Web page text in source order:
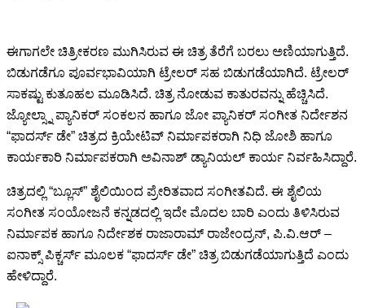
ಈಗಾಗಲೇ ಚಿತ್ರೀಕರಣ ಮುಗಿಸಿರುವ ಈ ಚಿತ್ರ ತೆರೆಗೆ ಬರಲು ಅಣಿಯಾಗುತ್ತಿದೆ.
ಬಿಡುಗಡೆಗೂ ಪೂರ್ವಭಾವಿಯಾಗಿ ಟ್ರೇಲರ್ ಸಹ ಬಿಡುಗಡೆಯಾಗಿದೆ. ಟ್ರೇಲರ್
ಸಾಕಷ್ಟು ಕುತೂಹಲ ಮೂಡಿಸಿದೆ. ಚಿತ್ರ ನೋಡುವ ಕಾತುರವನ್ನು ಹೆಚ್ಚಿಸಿದೆ.
ಜ್ಯೋಲ್ಸ್ನಾ ಪ್ಯಾನಿಕರ್ ಸಂಕಲನ ಹಾಗೂ ಜೋ ಪ್ಯಾನಿಕರ್ ಸಂಗೀತ ನಿರ್ದೇಶನ
“ಫಾದರ್ಸ್ ಡೇ” ಚಿತ್ರದ ಕ್ರಿಯೇಟಿವ್ ನಿರ್ಮಾಪಕರಾಗಿ ನಿಧಿ ಜೋಶಿ ಹಾಗೂ
ಕಾರ್ಯಕಾರಿ ನಿರ್ಮಾಪಕರಾಗಿ ಅವಿನಾಶ್ ಡ್ಯಾನಿಯಲ್ ಕಾರ್ಯ ನಿರ್ವಹಿಸಿದ್ದಾರೆ.
ಚಿತ್ರದಲ್ಲಿ “ಬ್ಲೂಸ್” ಶೈಲಿಯಿಂದ ಪ್ರೇರಿತವಾದ ಸಂಗೀತವಿದೆ. ಈ ಶೈಲಿಯ
ಸಂಗೀತ ಸಂಯೋಜನೆ ಕನ್ನಡದಲ್ಲಿ ಇದೇ ಮೊದಲ ಬಾರಿ ಎಂದು ತಿಳಿಸಿರುವ
ನಿರ್ಮಾಪಕ ಹಾಗೂ ನಿರ್ದೇಶಕ ರಾಜಾರಾಮ್ ರಾಜೇಂದ್ರನ್, ಪಿ.ವಿ.ಆರ್ –
ಐನಾಕ್ಸ್ ಪಿಕ್ಚರ್ಸ್ ಮೂಲಕ “ಫಾದರ್ಸ್ ಡೇ” ಚಿತ್ರ ಬಿಡುಗಡೆಯಾಗುತ್ತಿದೆ ಎಂದು
ಹೇಳಿದ್ದಾರೆ.